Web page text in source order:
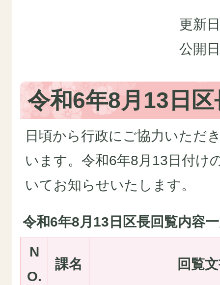
更新
公開
令和6年8月13日
日頃から行政にご協力いただ
います。令和6年8月13日付け
いてお知らせいたします。
令和6年8月13日区長回覧内容
N
O.
課名 回覧